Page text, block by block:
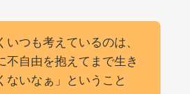
いつも考えているのは、
不自由を抱えてまで生き
ないなぁ」ということ